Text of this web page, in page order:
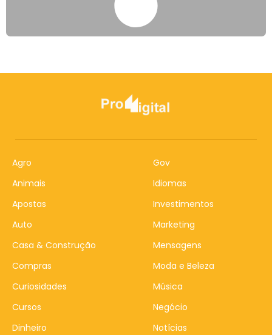
Agro
Animais
Apostas
Auto
Casa & Construção
Compras
Curiosidades
Cursos
Dinheiro
Gov
Idiomas
Investimentos
Marketing
Mensagens
Moda e Beleza
Música
Negócio
Notícias